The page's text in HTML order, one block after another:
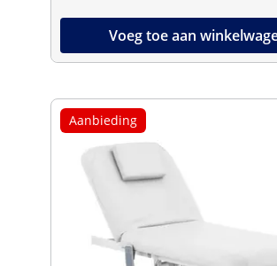
Voeg toe aan
Aanbieding